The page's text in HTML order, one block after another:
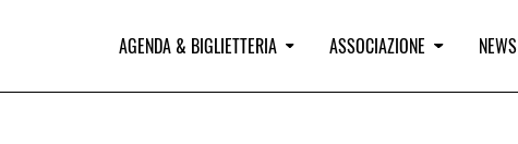
AGENDA & BIGLIETTERIA ASSOCIAZIONE NEWS